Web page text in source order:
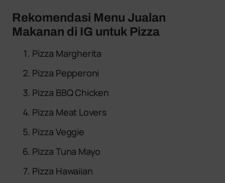
Rekomendasi Menu Jualan
Makanan di IG untuk Pizza
Pizza Margherita
Pizza Pepperoni
Pizza BBQ Chicken
Pizza Meat Lovers
Pizza Veggie
Pizza Tuna Mayo
Pizza Hawaiian